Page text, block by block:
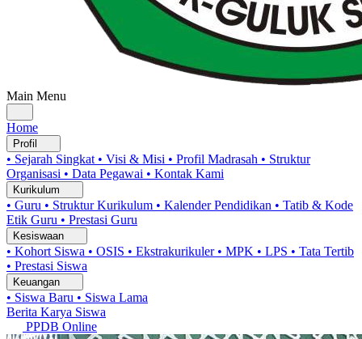
Main Menu
Home
Profil
• Sejarah Singkat • Visi & Misi • Profil Madrasah • Struktur
Organisasi • Data Pegawai • Kontak Kami
Kurikulum
• Guru • Struktur Kurikulum • Kalender Pendidikan • Tatib & Kode
Etik Guru • Prestasi Guru
Kesiswaan
• Kohort Siswa • OSIS • Ekstrakurikuler • MPK • LPS • Tata Tertib
• Prestasi Siswa
Keuangan
• Siswa Baru • Siswa Lama
Berita Karya Siswa
PPDB Online